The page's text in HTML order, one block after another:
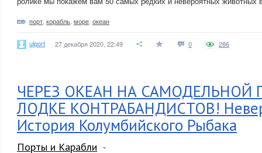
порт корабль море океан
ulport 27 декабря 2020, 22:49 0 286
ЧЕРЕЗ ОКЕАН НА
ЛОДКЕ КОНТРАБАНДИСТОВ!
История Колумбийского Рыбака
Порты и Карабли